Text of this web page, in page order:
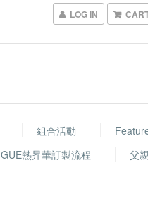
LOG IN
組合活動
GUE熱昇華訂製流程
父